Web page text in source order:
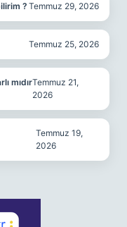
? Temmuz 29, 2026
Temmuz 25, 2026
mıdırTemmuz 21,
2026
Temmuz 19,
2026